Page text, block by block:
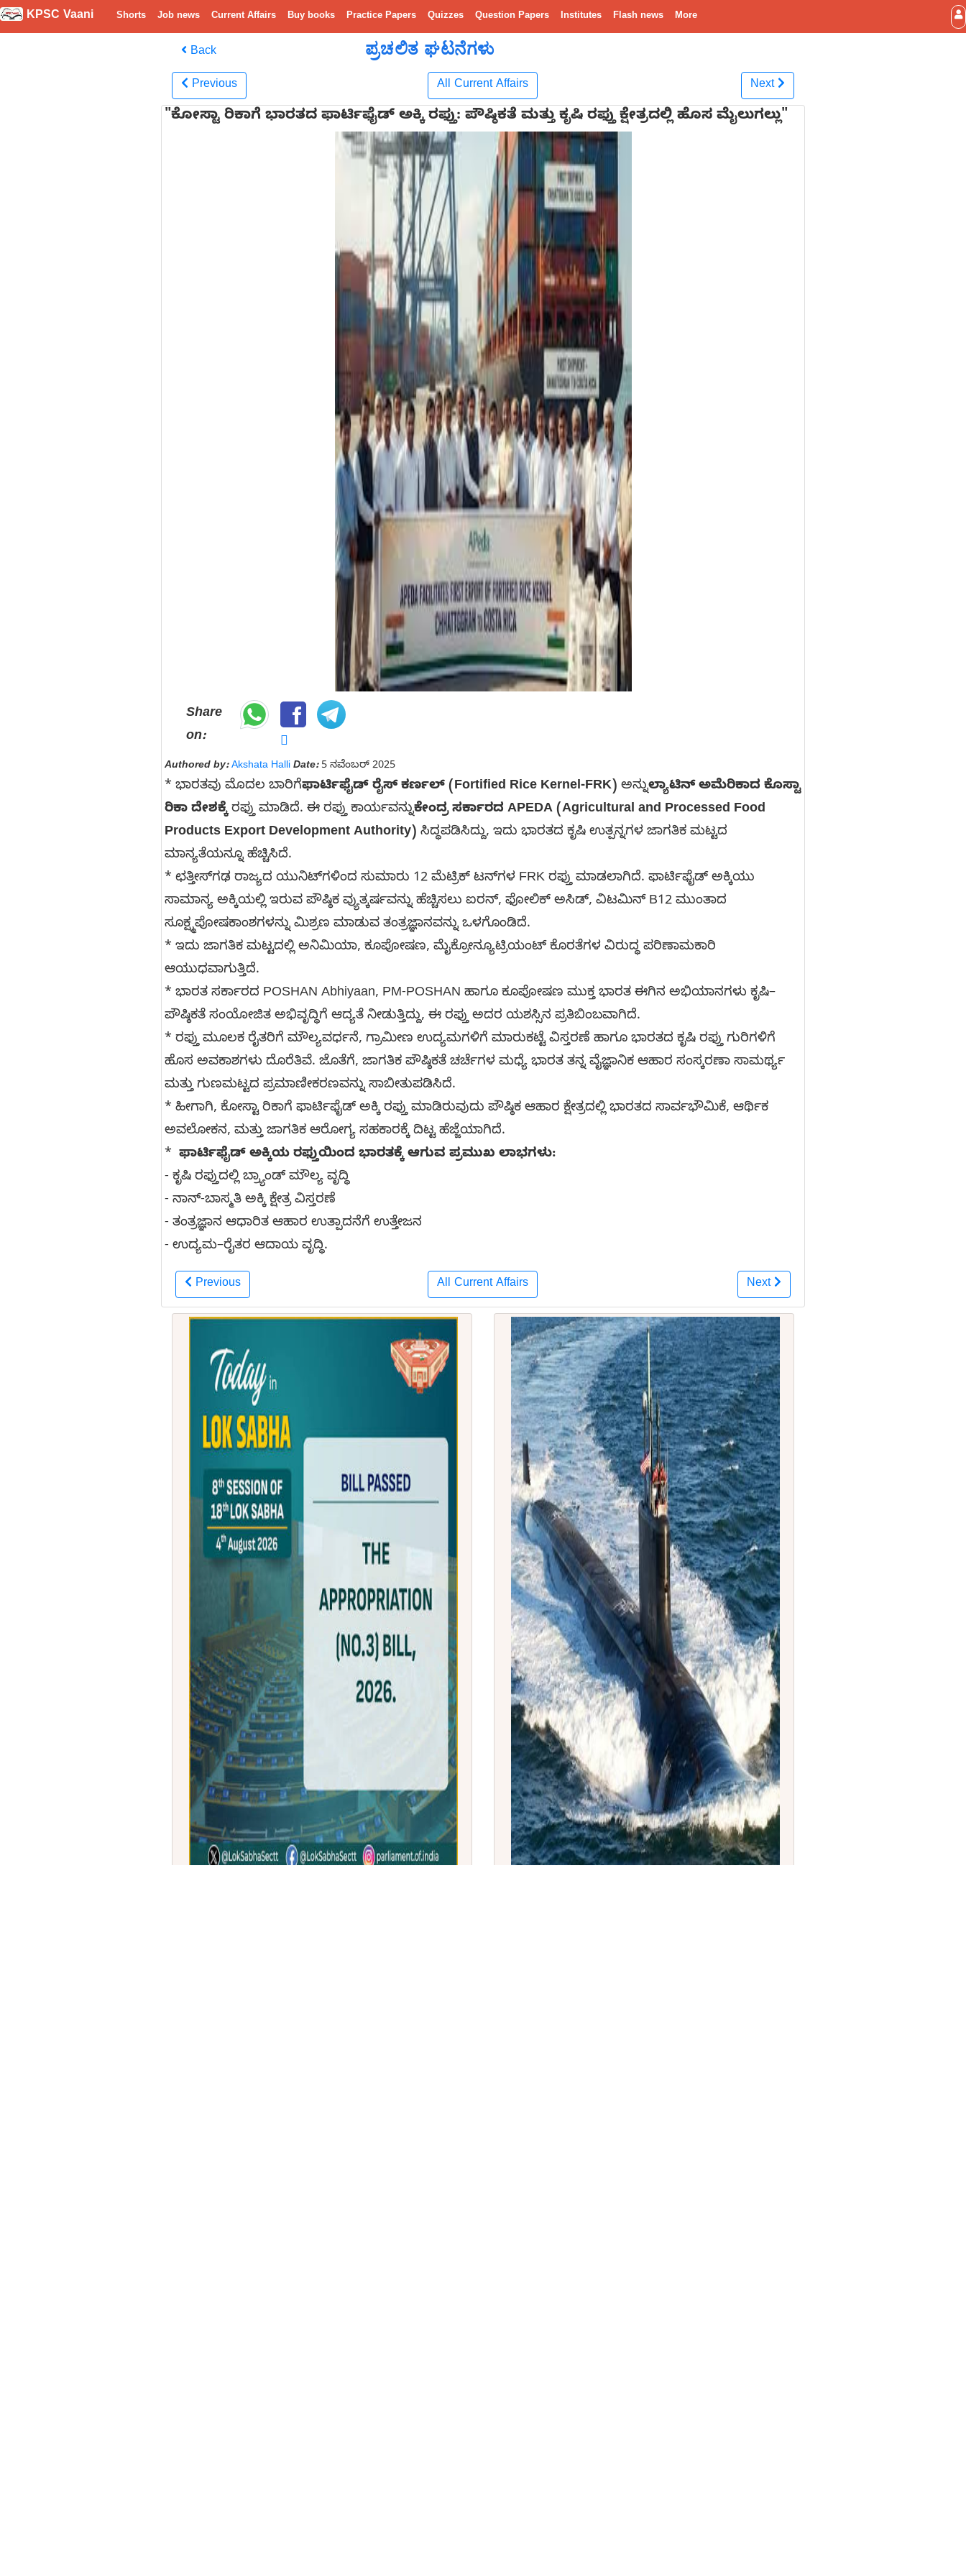
KPSC Vaani Shorts Job news Current Affairs Buy books Practice Papers Quizzes Question Papers Institutes Flash news More
Back ಪ್ರಚಲಿತ ಘಟನೆಗಳು
Previous All Current Affairs Next
"ಕೋಸ್ಟಾ ರಿಕಾಗೆ ಭಾರತದ ಫಾರ್ಟಿಫೈಡ್ ಅಕ್ಕಿ ರಫ್ತು: ಪೌಷ್ಠಿಕತೆ ಮತ್ತು ಕೃಷಿ ರಫ್ತು ಕ್ಷೇತ್ರದಲ್ಲಿ ಹೊಸ ಮೈಲುಗಲ್ಲು"
Share
on:
Authored by: Akshata Halli Date:5 ನವೆಂಬರ್ 2025
* ಭಾರತವು ಮೊದಲ ಬಾರಿಗೆಫಾರ್ಟಿಫೈಡ್ ರೈಸ್ ಕರ್ಣಲ್ (Fortified Rice Kernel-FRK) ಅನ್ನುಲ್ಯಾಟಿನ್ ಅಮೆರಿಕಾದ ಕೊಸ್ಟಾ
ರಿಕಾ ದೇಶಕ್ಕೆರಫ್ತು ಮಾಡಿದೆ. ಈ ರಫ್ತು ಕಾರ್ಯವನ್ನುಕೇಂದ್ರ ಸರ್ಕಾರದ APEDA (Agricultural and Processed Food
Products Export Development Authority) ಸಿದ್ಧಪಡಿಸಿದ್ದು, ಇದು ಭಾರತದ ಕೃಷಿ ಉತ್ಪನ್ನಗಳ ಜಾಗತಿಕ ಮಟ್ಟದ
ಮಾನ್ಯತೆಯನ್ನೂ ಹೆಚ್ಚಿಸಿದೆ.
* ಛತ್ತೀಸ್‌ಗಢ ರಾಜ್ಯದ ಯುನಿಟ್‌ಗಳಿಂದ ಸುಮಾರು 12 ಮೆಟ್ರಿಕ್ ಟನ್‌ಗಳ FRK ರಫ್ತು ಮಾಡಲಾಗಿದೆ. ಫಾರ್ಟಿಫೈಡ್ ಅಕ್ಕಿಯು
ಸಾಮಾನ್ಯ ಅಕ್ಕಿಯಲ್ಲಿ ಇರುವ ಪೌಷ್ಠಿಕ ವ್ಯುತ್ಕರ್ಷವನ್ನು ಹೆಚ್ಚಿಸಲು ಐರನ್, ಫೋಲಿಕ್ ಅಸಿಡ್, ವಿಟಮಿನ್ B12 ಮುಂತಾದ
ಸೂಕ್ಷ್ಮಪೋಷಕಾಂಶಗಳನ್ನು ಮಿಶ್ರಣ ಮಾಡುವ ತಂತ್ರಜ್ಞಾನವನ್ನು ಒಳಗೊಂಡಿದೆ.
* ಇದು ಜಾಗತಿಕ ಮಟ್ಟದಲ್ಲಿ ಅನಿಮಿಯಾ, ಕೂಪೋಷಣ, ಮೈಕ್ರೋನ್ಯೂಟ್ರಿಯಂಟ್ ಕೊರತೆಗಳ ವಿರುದ್ಧ ಪರಿಣಾಮಕಾರಿ
ಆಯುಧವಾಗುತ್ತಿದೆ.
* ಭಾರತ ಸರ್ಕಾರದ POSHAN Abhiyaan, PM-POSHAN ಹಾಗೂ ಕೂಪೋಷಣ ಮುಕ್ತ ಭಾರತ ಈಗಿನ ಅಭಿಯಾನಗಳು ಕೃಷಿ–
ಪೌಷ್ಠಿಕತೆ ಸಂಯೋಜಿತ ಅಭಿವೃದ್ಧಿಗೆ ಆದ್ಯತೆ ನೀಡುತ್ತಿದ್ದು, ಈ ರಫ್ತು ಅದರ ಯಶಸ್ಸಿನ ಪ್ರತಿಬಿಂಬವಾಗಿದೆ.
* ರಫ್ತು ಮೂಲಕ ರೈತರಿಗೆ ಮೌಲ್ಯವರ್ಧನೆ, ಗ್ರಾಮೀಣ ಉದ್ಯಮಗಳಿಗೆ ಮಾರುಕಟ್ಟೆ ವಿಸ್ತರಣೆ ಹಾಗೂ ಭಾರತದ ಕೃಷಿ ರಫ್ತು ಗುರಿಗಳಿಗೆ
ಹೊಸ ಅವಕಾಶಗಳು ದೊರೆತಿವೆ. ಜೊತೆಗೆ, ಜಾಗತಿಕ ಪೌಷ್ಠಿಕತೆ ಚರ್ಚೆಗಳ ಮಧ್ಯೆ ಭಾರತ ತನ್ನ ವೈಜ್ಞಾನಿಕ ಆಹಾರ ಸಂಸ್ಕರಣಾ ಸಾಮರ್ಥ್ಯ
ಮತ್ತು ಗುಣಮಟ್ಟದ ಪ್ರಮಾಣೀಕರಣವನ್ನು ಸಾಬೀತುಪಡಿಸಿದೆ.
* ಹೀಗಾಗಿ, ಕೋಸ್ಟಾ ರಿಕಾಗೆ ಫಾರ್ಟಿಫೈಡ್ ಅಕ್ಕಿ ರಫ್ತು ಮಾಡಿರುವುದು ಪೌಷ್ಠಿಕ ಆಹಾರ ಕ್ಷೇತ್ರದಲ್ಲಿ ಭಾರತದ ಸಾರ್ವಭೌಮಿಕೆ, ಆರ್ಥಿಕ
ಅವಲೋಕನ, ಮತ್ತು ಜಾಗತಿಕ ಆರೋಗ್ಯ ಸಹಕಾರಕ್ಕೆ ದಿಟ್ಟ ಹೆಜ್ಜೆಯಾಗಿದೆ.
* ಫಾರ್ಟಿಫೈಡ್ ಅಕ್ಕಿಯ ರಫ್ತುಯಿಂದ ಭಾರತಕ್ಕೆ ಆಗುವ ಪ್ರಮುಖ ಲಾಭಗಳು:
- ಕೃಷಿ ರಫ್ತುದಲ್ಲಿ ಬ್ರ್ಯಾಂಡ್ ಮೌಲ್ಯ ವೃದ್ಧಿ
- ನಾನ್-ಬಾಸ್ಮತಿ ಅಕ್ಕಿ ಕ್ಷೇತ್ರ ವಿಸ್ತರಣೆ
- ತಂತ್ರಜ್ಞಾನ ಆಧಾರಿತ ಆಹಾರ ಉತ್ಪಾದನೆಗೆ ಉತ್ತೇಜನ
- ಉದ್ಯಮ–ರೈತರ ಆದಾಯ ವೃದ್ಧಿ.
Previous All Current Affairs Next